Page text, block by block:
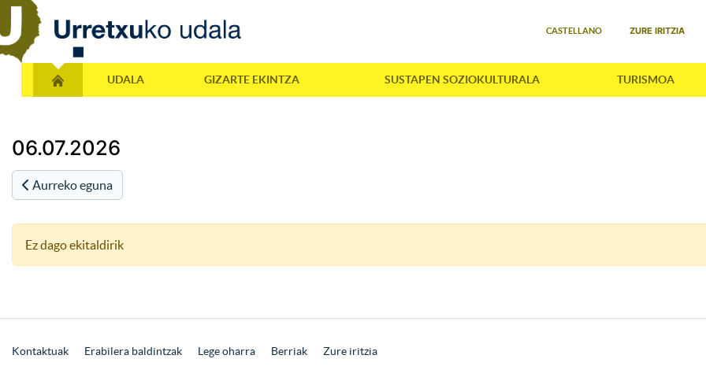
CASTELLANO ZURE IRITZIA
UDALA GIZARTE EKINTZA SUSTAPEN SOZIOKULTURALA TURISMOA
06.07.2026
Aurreko eguna
Ez dago ekitaldirik
Kontaktuak Erabilera baldintzak Lege oharra Berriak Zure iritzia